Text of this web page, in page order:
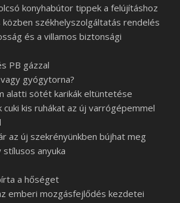
konyhabútor tippek a felújításhoz
közben székhelyszolgáltatás rendelés
és a villamos biztonsági
PB gázzal
gyógytorna?
alatti sötét karikák eltüntetése
cuki kis ruhákat az új varrógépemmel
az új szekrényünkben bújhat meg
stílusos anyuka
a hőséget
emberi mozgásfejlődés kezdetei